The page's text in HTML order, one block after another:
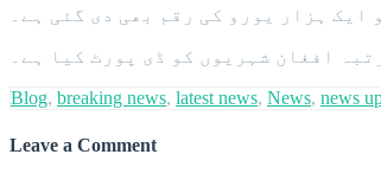
ہزار یورو کی رقم بھی دی گئی ہے۔
Blog, breaking news, latest news, News, news
Leave a Comment